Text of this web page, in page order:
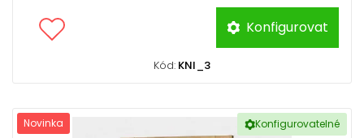
Konfigurovat
Kód: KNI_3
Konfigurovatelné
Novinka